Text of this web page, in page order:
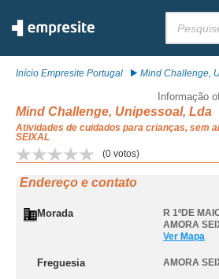
Início Empresite Portugal Mind Challenge,
Informação
Mind Challenge, Unipessoal, Lda
Atividades de cuidados para crianças, sem
SEIXAL
(0 votos)
Endereço e contato
Morada R 1ºDE
AMORA
Ver Mapa
Freguesia AMORA